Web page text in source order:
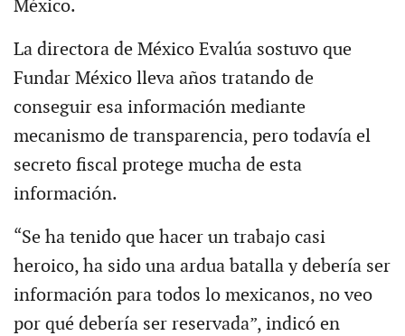
México.
La directora de México Evalúa sostuvo que
Fundar México lleva años tratando de
conseguir esa información mediante
mecanismo de transparencia, pero todavía el
secreto fiscal protege mucha de esta
información.
“Se ha tenido que hacer un trabajo casi
heroico, ha sido una ardua batalla y debería ser
información para todos lo mexicanos, no veo
por qué debería ser reservada”, indicó en